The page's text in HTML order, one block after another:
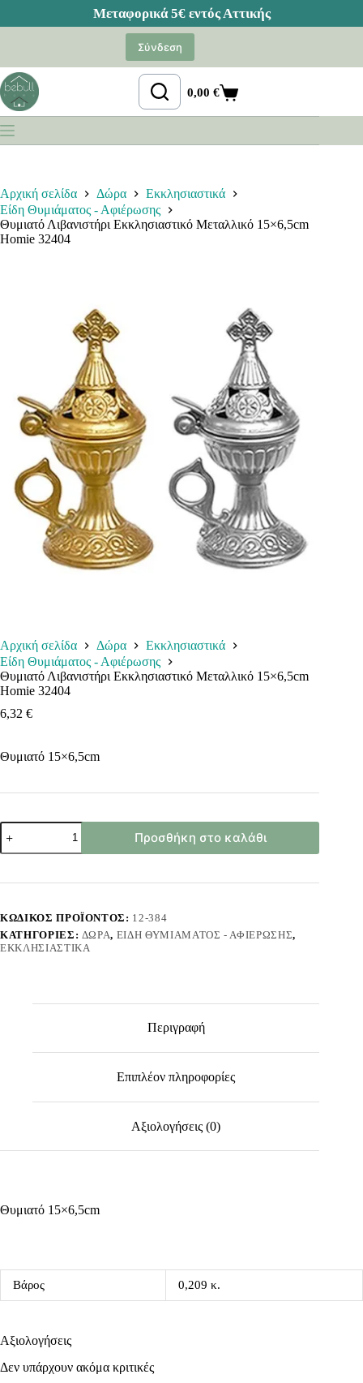
Σύνδεση
Καλάθι
Αγορών
0,00€
Αρχική σελίδα Δώρα
Εκκλησιαστικά
Είδη Θυμιάματος - Αφιέρωσης
Θυμιατό Λιβανιστήρι Εκκλησιαστικό Μεταλλικό 15×6,5cm
Homie 32404
Αρχική σελίδα Δώρα
Εκκλησιαστικά
Είδη Θυμιάματος - Αφιέρωσης
Θυμιατό Λιβανιστήρι Εκκλησιαστικό Μεταλλικό 15×6,5cm
Homie 32404
6,32 €
Θυμιατό 15×6,5cm
Θυμιατό
Λιβανιστήρι
Εκκλησιαστικό
15x6,5cm
ποσότητα
Προσθήκη στο καλάθι
ΚΩΔΙΚΌΣ ΠΡΟΪΌΝΤΟΣ: 12-384
ΚΑΤΗΓΟΡΊΕΣ: ΔΏΡΑ, ΕΊΔΗ ΘΥΜΙΆΜΑΤΟΣ - ΑΦΙΈΡΩΣΗΣ,
ΕΚΚΛΗΣΙΑΣΤΙΚΆ
Περιγραφή
Επιπλέον πληροφορίες
Αξιολογήσεις (0)
Θυμιατό 15×6,5cm
Βάρος 0,209 κ.
Αξιολογήσεις
Δεν υπάρχουν ακόμα κριτικές